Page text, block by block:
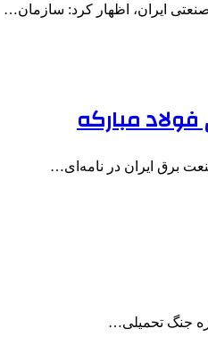
ایران، اظهار کرد: سازمان…
مبارکه
برق ایران در نامه‌ای…
جنگ تحمیلی…